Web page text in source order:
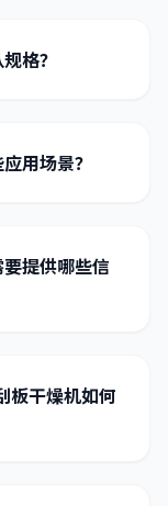
格？
用场景？
提供哪些信
板干燥机如何